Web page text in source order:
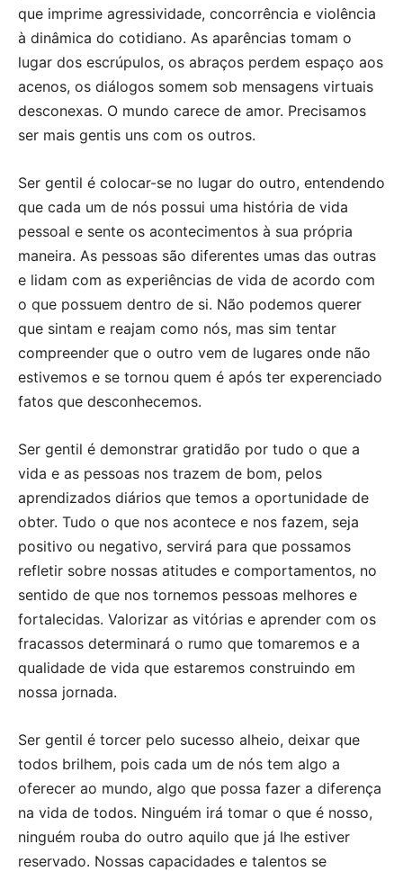
que imprime agressividade, concorrência e violência
à dinâmica do cotidiano. As aparências tomam o
lugar dos escrúpulos, os abraços perdem espaço aos
acenos, os diálogos somem sob mensagens virtuais
desconexas. O mundo carece de amor. Precisamos
ser mais gentis uns com os outros.
Ser gentil é colocar-se no lugar do outro, entendendo
que cada um de nós possui uma história de vida
pessoal e sente os acontecimentos à sua própria
maneira. As pessoas são diferentes umas das outras
e lidam com as experiências de vida de acordo com
o que possuem dentro de si. Não podemos querer
que sintam e reajam como nós, mas sim tentar
compreender que o outro vem de lugares onde não
estivemos e se tornou quem é após ter experenciado
fatos que desconhecemos.
Ser gentil é demonstrar gratidão por tudo o que a
vida e as pessoas nos trazem de bom, pelos
aprendizados diários que temos a oportunidade de
obter. Tudo o que nos acontece e nos fazem, seja
positivo ou negativo, servirá para que possamos
refletir sobre nossas atitudes e comportamentos, no
sentido de que nos tornemos pessoas melhores e
fortalecidas. Valorizar as vitórias e aprender com os
fracassos determinará o rumo que tomaremos e a
qualidade de vida que estaremos construindo em
nossa jornada.
Ser gentil é torcer pelo sucesso alheio, deixar que
todos brilhem, pois cada um de nós tem algo a
oferecer ao mundo, algo que possa fazer a diferença
na vida de todos. Ninguém irá tomar o que é nosso,
ninguém rouba do outro aquilo que já lhe estiver
reservado. Nossas capacidades e talentos se